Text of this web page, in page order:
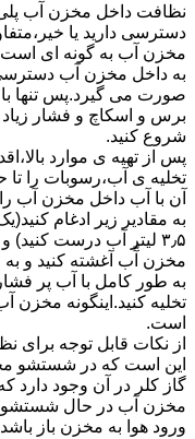
نظافت داخل مخزن آب پلی
دسترسی دارید یا
مخزن آب به گونه ای است
به داخل مخزن آب
صورت می گیرد.پس تنها با
برس و اسکاچ و فشار
شروع کنید.
پس از تهیه ی موارد
تخلیه ی آب،رسوبات را تا
آن با آب داخل مخزن آب
به مقادیر زیر ادغام
۳٫۵ لیتر آب درست
به طور کامل با آب پر
تخلیه کنید.اینگونه
است.
از نکات قابل توجه برای
این است که در شستشو
گاز کلر در آن وجود
مخزن آب در حال شستشو
ورود هوا به مخزن باز